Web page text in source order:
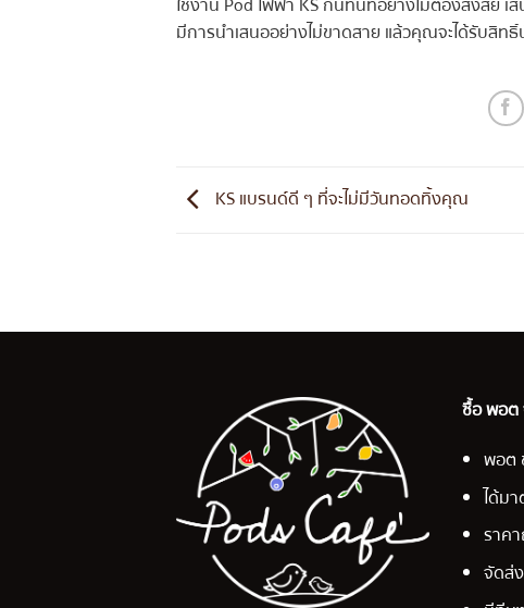
มีการนำเสนออย่างไม่ขาดสาย แล้วคุณจะได้รับสิท
KS แบรนด์ดี ๆ ที่จะไม่มีวันทอดทิ้งคุณ
ซื้อ พอต
พอต
ได้ม
ราค
จัดส่